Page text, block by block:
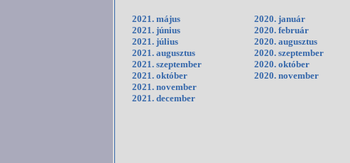
2021. május
2021. június
2021. július
2021. augusztus
2021. szeptember
2021. október
2021. november
2021. december
2020. január
2020. február
2020. augusztus
2020. szeptember
2020. október
2020. november